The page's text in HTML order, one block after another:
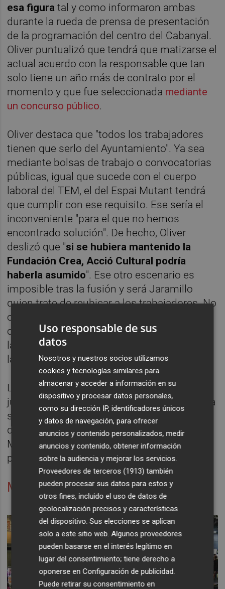
esa figuratal y como informaron ambas
durante la rueda de prensa de presentación
de la programación del centro del Cabanyal.
Oliver puntualizó que tendrá que matizarse el
actual acuerdo con la responsable que tan
solo tiene un año más de contrato por el
momento y que fue seleccionada mediante
un concurso público.
Oliver destaca que "todos los trabajadores
tienen que serlo del Ayuntamiento". Ya sea
mediante bolsas de trabajo o convocatorias
públicas, igual que sucede con el cuerpo
laboral del TEM, el del Espai Mutant tendrá
que cumplir con ese requisito. Ese sería el
inconveniente "para el que no hemos
encontrado solución". De hecho, Oliver
deslizó que "si se hubiera mantenido la
Fundación Crea, Acció Cultural podría
haberla asumido". Ese otro escenario es
imposible tras la fusión y será Jaramillo
quien trate de reubicar a los trabajadores. No
obstante, sus perfiles vinculados al ámbito
cultural tendrán que encontrar espacio en
las áreas de innovación a las que se dedica
la Fundación Las Naves.
Lo que sí está descartado por los técnicos
jurídicos del Ayuntamiento es que exista una
solución para que los actuales trabajadores
de programación y técnicos del Espai
Mutant pasen a ser del Consistorio para
posteriormente adscribirse a Acció Cultural.
Modelo y plazos
Uso responsable de sus
datos
Nosotros y nuestros socios utilizamos
cookies y tecnologías similares para
almacenar y acceder a información en su
dispositivo y procesar datos personales,
como su dirección IP, identificadores únicos
y datos de navegación, para ofrecer
anuncios y contenido personalizados, medir
anuncios y contenido, obtener información
sobre la audiencia y mejorar los servicios.
Proveedores de terceros (1913) también
pueden procesar sus datos para estos y
otros fines, incluido el uso de datos de
geolocalización precisos y características
del dispositivo. Sus elecciones se aplican
solo a este sitio web. Algunos proveedores
pueden basarse en el interés legítimo en
lugar del consentimiento; tiene derecho a
oponerse enConfiguración de publicidad.
Puede retirar su consentimiento en